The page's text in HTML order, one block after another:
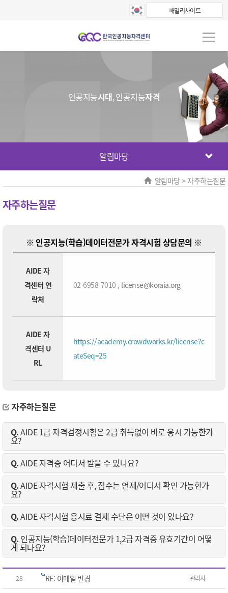
패밀리사이트
인공지능시대, 인공지능자격
알림마당
알림마당 > 자주하는질문
자주하는질문
※ 인공지능(학습)데이터전문가 자격시험 상담문의 ※
AIDE 자
격센터 연
락처
02-6958-7010 , license@koraia.org
AIDE 자
격센터 U
RL
https://academy.crowdworks.kr/license?c
ateSeq=25
자주하는질문
Q.AIDE 1급 자격검정시험은 2급 취득없이 바로 응시 가능한가
요?
Q.AIDE 자격증 어디서 받을 수 있나요?
Q.AIDE 자격시험 제출 후, 점수는 언제/어디서 확인 가능한가
요?
Q.AIDE 자격시험 응시료 결제 수단은 어떤 것이 있나요?
Q. 인공지능(학습)데이터전문가 1,2급 자격증 유효기간이 어떻
게 되나요?
28 RE: 이메일 변경 관리자